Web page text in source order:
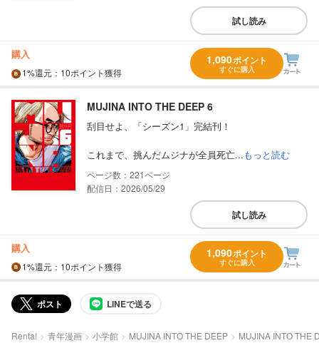
試し読み
購入
1%還元 ：10ポイント獲得
1,090ポイント
すぐに購入
MUJINA INTO THE DEEP 6
刮目せよ、「シーズン1」完結刊！
これまで、挑んだムジナが全員死亡...もっと読む
221
配信日：2026/05/29
試し読み
購入
1%還元 ：10ポイント獲得
1,090ポイント
すぐに購入
ポスト LINEで送る
Renta! 青年漫画 小学館 MUJINA INTO THE DEEP MUJINA INTO THE